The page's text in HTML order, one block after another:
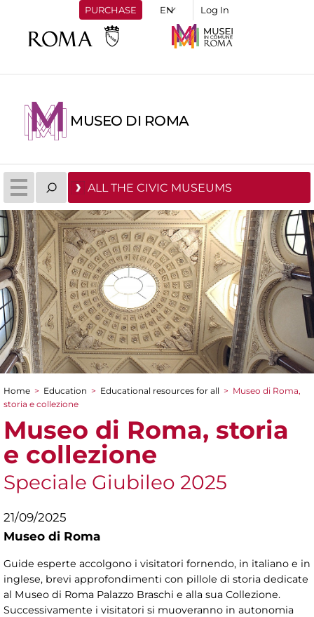
PURCHASE Log In
MUSEO DI ROMA
ALL THE CIVIC MUSEUMS
You are here
Home > Education > Educational resources for all > Museo di Roma,
storia e collezione
Museo di Roma, storia
e collezione
Speciale Giubileo 2025
21/09/2025
Museo di Roma
Guide esperte accolgono i visitatori fornendo, in italiano e in
inglese, brevi approfondimenti con pillole di storia dedicate
al Museo di Roma Palazzo Braschi e alla sua Collezione.
Successivamente i visitatori si muoveranno in autonomia